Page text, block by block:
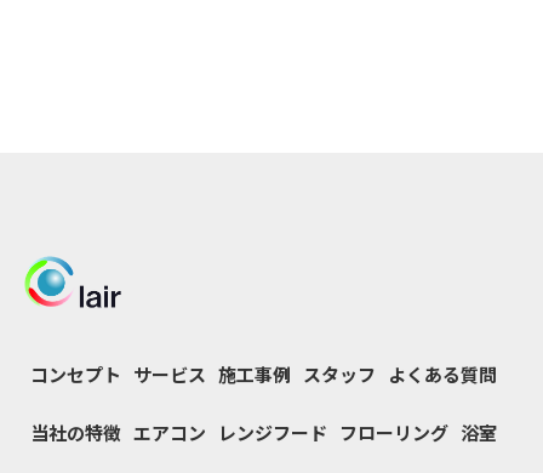
コンセプト サービス 施工事例 スタッフ よくある質問
当社の特徴 エアコン レンジフード フローリング 浴室